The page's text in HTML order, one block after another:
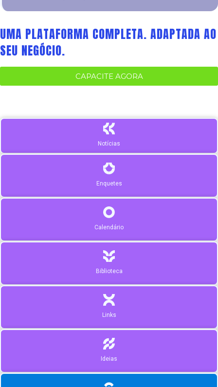
UMA PLATAFORMA COMPLETA. ADAPTADA AO
SEU NEGÓCIO.
CAPACITE AGORA
Notícias
Enquetes
Calendário
Biblioteca
Links
Ideias